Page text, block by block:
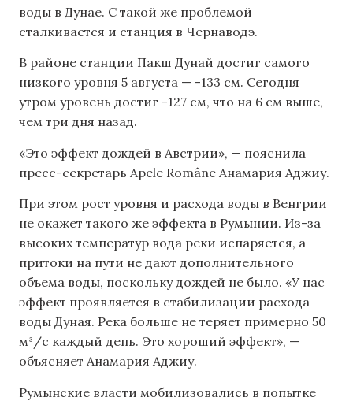
воды в Дунае. С такой же проблемой
сталкивается и станция в Чернаводэ.
В районе станции Пакш Дунай достиг самого
низкого уровня 5 августа — -133 см. Сегодня
утром уровень достиг -127 см, что на 6 см выше,
чем три дня назад.
«Это эффект дождей в Австрии», — пояснила
пресс-секретарь Apele Române Анамария Аджиу.
При этом рост уровня и расхода воды в Венгрии
не окажет такого же эффекта в Румынии. Из-за
высоких температур вода реки испаряется, а
притоки на пути не дают дополнительного
объема воды, поскольку дождей не было. «У нас
эффект проявляется в стабилизации расхода
воды Дуная. Река больше не теряет примерно 50
м³/с каждый день. Это хороший эффект», —
объясняет Анамария Аджиу.
Румынские власти мобилизовались в попытке